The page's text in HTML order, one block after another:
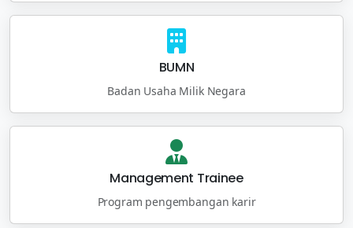
BUMN
Badan Usaha Milik Negara
Management Trainee
Program pengembangan karir